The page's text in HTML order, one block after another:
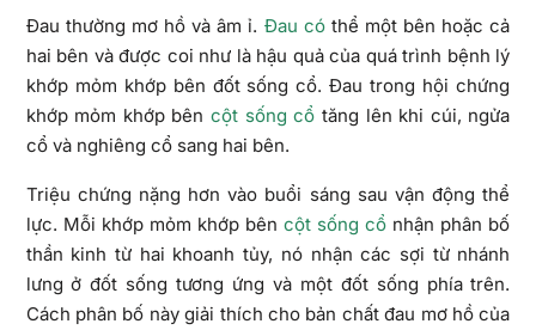
Đau thường mơ hồ và âm ỉ. Đau cóthể một bên hoặc cả
hai bên và được coi như là hậu quả của quá trình bệnh lý
khớp mỏm khớp bên đốt sống cổ. Đau trong hội chứng
khớp mỏm khớp bêncột sống cổ tăng lên khi cúi, ngửa
cổ và nghiêng cổ sang hai bên.
Triệu chứng nặng hơn vào buổi sáng sau vận động thể
lực. Mỗi khớp mỏm khớp bêncột sống cổ nhận phân bố
thần kinh từ hai khoanh tủy, nó nhận các sợi từ nhánh
lưng ở đốt sống tương ứng và một đốt sống phía trên.
Cách phân bố này giải thích cho bản chất đau mơ hồ của